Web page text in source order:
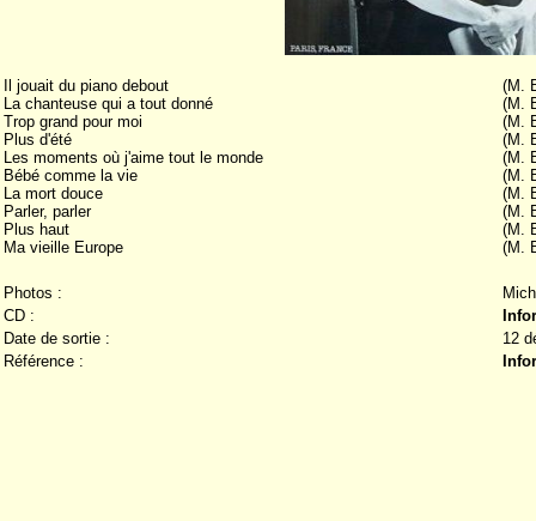
Il jouait du piano debout
La chanteuse qui a tout donné
Trop grand pour moi
Plus d'été
Les moments où j'aime tout le monde
Bébé comme la vie
La mort douce
Parler, parler
Plus haut
Ma vieille Europe
(M.
(M.
(M.
(M.
(M.
(M.
(M.
(M.
(M.
(M.
Photos :
CD :
Date de sortie :
12
Référence :